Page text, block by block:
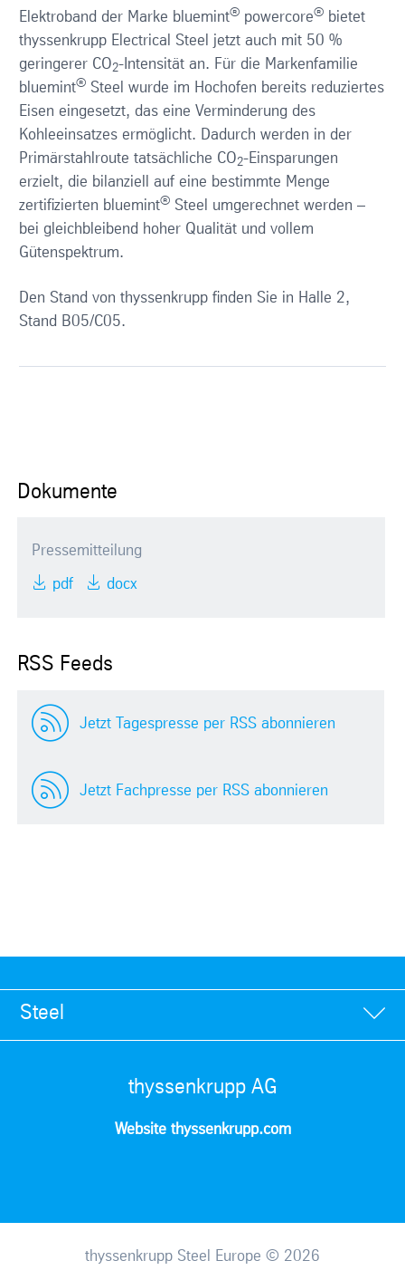
Elektroband der Marke bluemint®powercore®bietet
thyssenkrupp Electrical Steel jetzt auch mit 50 %
geringerer CO2-Intensität an. Für die Markenfamilie
bluemint®Steel wurde im Hochofen bereits reduziertes
Eisen eingesetzt, das eine Verminderung des
Kohleeinsatzes ermöglicht. Dadurch werden in der
Primärstahlroute tatsächliche CO2-Einsparungen
erzielt, die bilanziell auf eine bestimmte Menge
zertifizierten bluemint®Steel umgerechnet werden –
bei gleichbleibend hoher Qualität und vollem
Gütenspektrum.
Den Stand von thyssenkrupp finden Sie in Halle 2,
Stand B05/C05.
Dokumente
Pressemitteilung
pdf docx
RSS Feeds
Jetzt Tagespresse per RSS abonnieren
Jetzt Fachpresse per RSS abonnieren
Steel
thyssenkrupp AG
Website thyssenkrupp.com
thyssenkrupp Steel Europe © 2026